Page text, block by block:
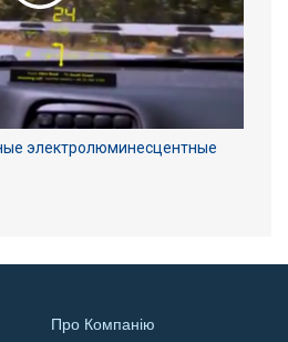
электролюминесцентные
Про Компанію